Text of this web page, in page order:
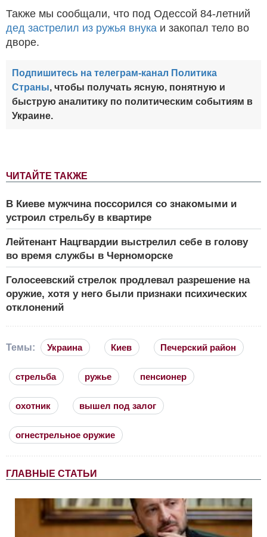
ЧИТАЙТЕ ТАКЖЕ
В Киеве мужчина поссорился со знакомыми и
устроил стрельбу в квартире
Лейтенант Нацгвардии выстрелил себе в голову
во время службы в Черноморске
Голосеевский стрелок продлевал разрешение на
оружие, хотя у него были признаки психических
отклонений
Также мы сообщали, что под Одессой 84-летний
дед застрелил из ружья внука и закопал тело во
дворе.
Подпишитесь на телеграм-канал Политика
Страны, чтобы получать ясную, понятную и
быструю аналитику по политическим событиям в
Украине.
Темы: Украина Киев Печерский район
стрельба ружье пенсионер
охотник вышел под залог
огнестрельное оружие
ГЛАВНЫЕ СТАТЬИ